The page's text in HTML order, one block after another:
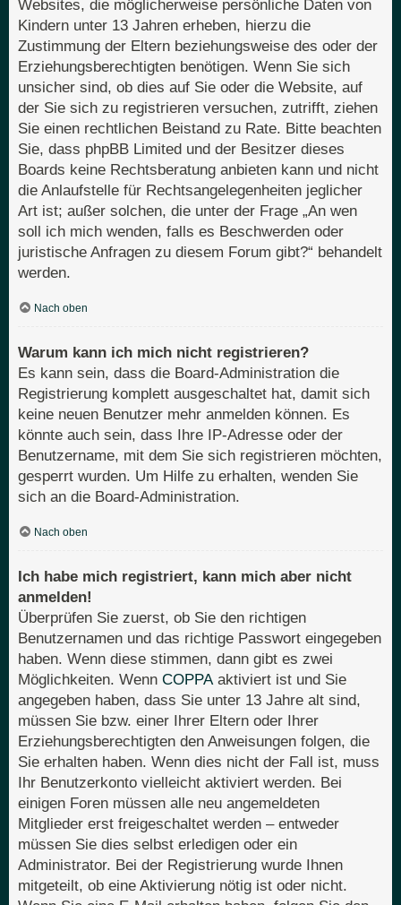
Websites, die möglicherweise persönliche Daten von
Kindern unter 13 Jahren erheben, hierzu die
Zustimmung der Eltern beziehungsweise des oder der
Erziehungsberechtigten benötigen. Wenn Sie sich
unsicher sind, ob dies auf Sie oder die Website, auf
der Sie sich zu registrieren versuchen, zutrifft, ziehen
Sie einen rechtlichen Beistand zu Rate. Bitte beachten
Sie, dass phpBB Limited und der Besitzer dieses
Boards keine Rechtsberatung anbieten kann und nicht
die Anlaufstelle für Rechtsangelegenheiten jeglicher
Art ist; außer solchen, die unter der Frage „An wen
soll ich mich wenden, falls es Beschwerden oder
juristische Anfragen zu diesem Forum gibt?“ behandelt
werden.
Nach oben
Warum kann ich mich nicht registrieren?
Es kann sein, dass die Board-Administration die
Registrierung komplett ausgeschaltet hat, damit sich
keine neuen Benutzer mehr anmelden können. Es
könnte auch sein, dass Ihre IP-Adresse oder der
Benutzername, mit dem Sie sich registrieren möchten,
gesperrt wurden. Um Hilfe zu erhalten, wenden Sie
sich an die Board-Administration.
Nach oben
Ich habe mich registriert, kann mich aber nicht
anmelden!
Überprüfen Sie zuerst, ob Sie den richtigen
Benutzernamen und das richtige Passwort eingegeben
haben. Wenn diese stimmen, dann gibt es zwei
Möglichkeiten. Wenn COPPAaktiviert ist und Sie
angegeben haben, dass Sie unter 13 Jahre alt sind,
müssen Sie bzw. einer Ihrer Eltern oder Ihrer
Erziehungsberechtigten den Anweisungen folgen, die
Sie erhalten haben. Wenn dies nicht der Fall ist, muss
Ihr Benutzerkonto vielleicht aktiviert werden. Bei
einigen Foren müssen alle neu angemeldeten
Mitglieder erst freigeschaltet werden – entweder
müssen Sie dies selbst erledigen oder ein
Administrator. Bei der Registrierung wurde Ihnen
mitgeteilt, ob eine Aktivierung nötig ist oder nicht.